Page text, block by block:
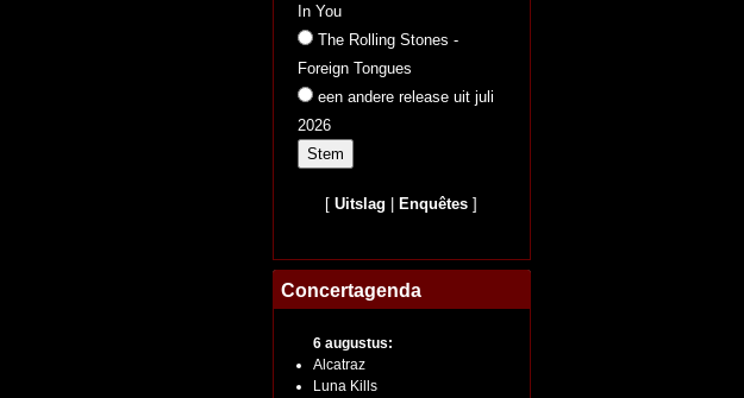
In You
The Rolling Stones -
Foreign Tongues
een andere release uit juli
2026
[Uitslag Enquêtes ]
Concertagenda
6 augustus:
Alcatraz
Luna Kills